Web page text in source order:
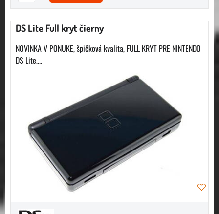
DS Lite Full kryt čierny
NOVINKA V PONUKE, špičková kvalita, FULL KRYT PRE NINTENDO
DS Lite,...